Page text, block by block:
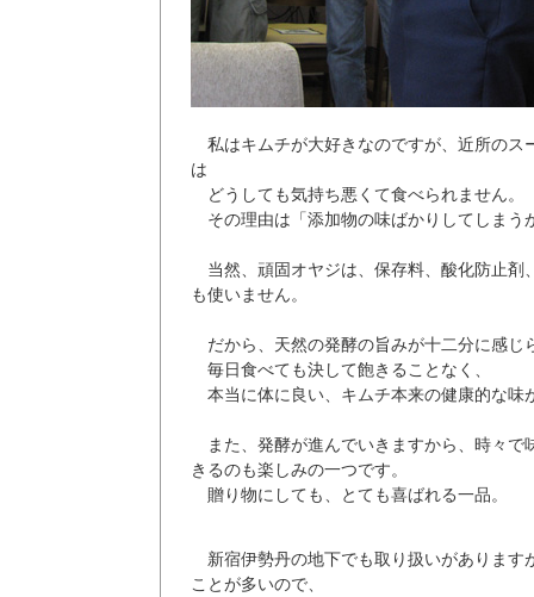
私はキムチが大好きなのですが、近所のス
は
どうしても気持ち悪くて食べられませ
その理由は「添加物の味ばかりしてしまう
当然、頑固オヤジは、保存料、酸化防止剤
も使いません。
だから、天然の発酵の旨みが十二分に感じ
毎日食べても決して飽きることなく、
本当に体に良い、キムチ本来の健康的な味
また、発酵が進んでいきますから、時々で
きるのも楽しみの一つです。
贈り物にしても、とても喜ばれる一品。
新宿伊勢丹の地下でも取り扱いがあります
ことが多いので、